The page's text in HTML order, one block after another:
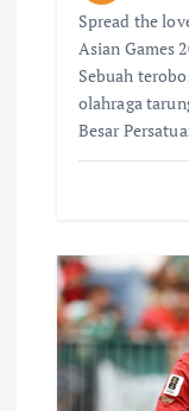
Spread the
Asian Games
Sebuah
olahraga
Besar